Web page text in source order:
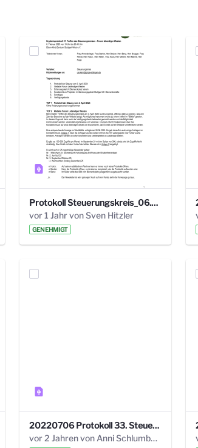
Protokoll Steuerungskreis_06.02.2025 .pdf
vor 1 Jahr von Sven Hitzler
GENEHMIGT
20220706 Protokoll 33. Steuerungskreis.pdf
vor 2 Jahren von Anni Schlumberger